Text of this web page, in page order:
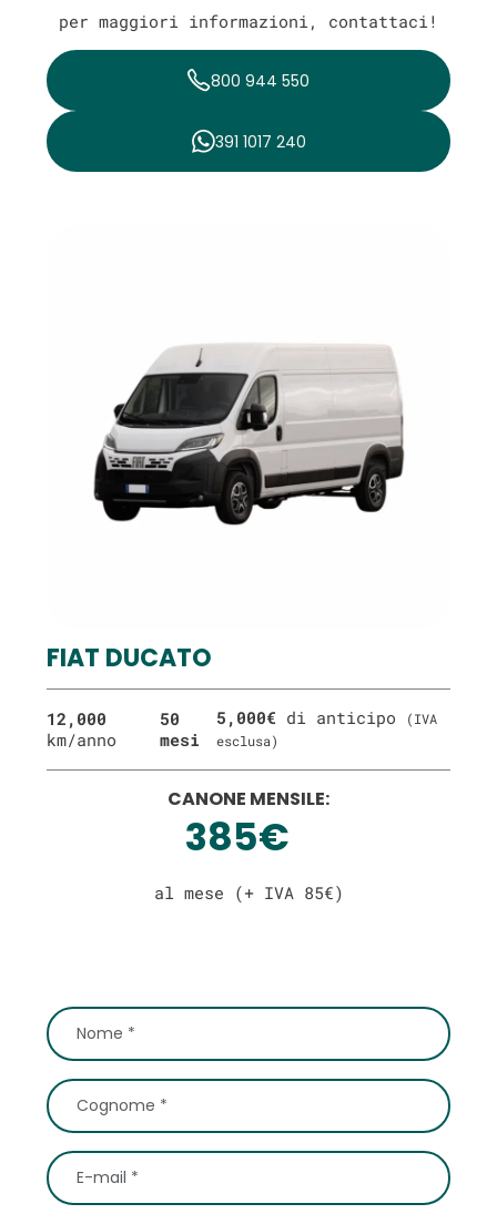
per maggiori informazioni, contattaci!
800 944 550
391 1017 240
FIAT DUCATO
12,000
km/anno
50
mesi
5,000€ di anticipo
(IVA
esclusa)
CANONE MENSILE:
385€
al mese (+ IVA 85€)